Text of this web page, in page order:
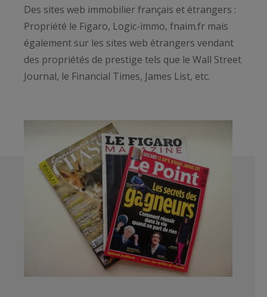
Des sites web immobilier français et étrangers :
Propriété le Figaro, Logic-immo, fnaim.fr mais
également sur les sites web étrangers vendant
des propriétés de prestige tels que le Wall Street
Journal, le Financial Times, James List, etc.